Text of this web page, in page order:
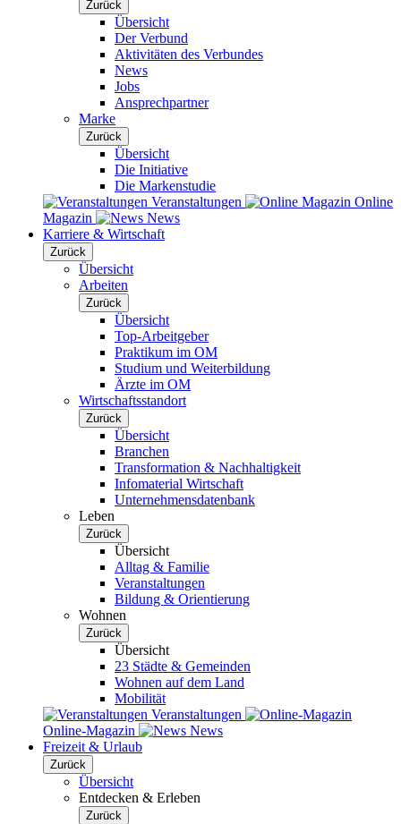
Zurück
Übersicht
Der Verbund
Aktivitäten des Verbundes
News
Jobs
Ansprechpartner
Marke
Zurück
Übersicht
Die Initiative
Die Markenstudie
Veranstaltungen
Online
Magazin
News
Karriere & Wirtschaft
Zurück
Übersicht
Arbeiten
Zurück
Übersicht
Top-Arbeitgeber
Praktikum im OM
Studium und Weiterbildung
Ärzte im OM
Wirtschaftsstandort
Zurück
Übersicht
Branchen
Transformation & Nachhaltigkeit
Infomaterial Wirtschaft
Unternehmensdatenbank
Leben
Zurück
Übersicht
Alltag & Familie
Veranstaltungen
Bildung & Orientierung
Wohnen
Zurück
Übersicht
23 Städte & Gemeinden
Wohnen auf dem Land
Mobilität
Veranstaltungen
Online-Magazin
News
Freizeit & Urlaub
Zurück
Übersicht
Entdecken & Erleben
Zurück